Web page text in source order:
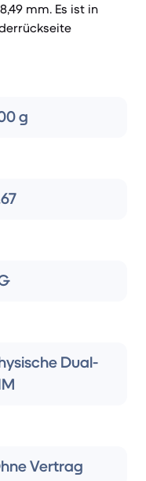
mm. Es ist in
g
Dual-
Vertrag